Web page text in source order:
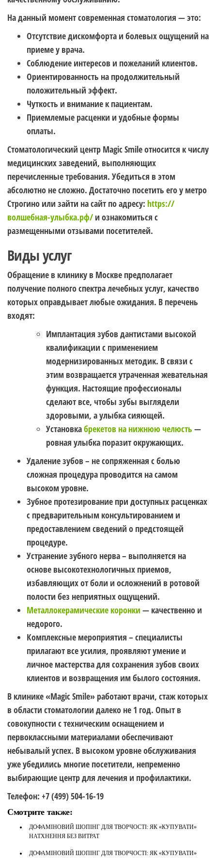
На данный момент современная стоматология — это:
Отсутствие дискомфорта и болевых ощущений на
приеме у врача.
Соблюдение интересов и пожеланий клиентов.
Ориентированность на продолжительный
положительный эффект.
Чуткость и внимание к пациентам.
Приемлемые расценки и удобные формы
оплаты.
Стоматологический центр Magic Smile относится к числу
медицинских заведений, выполняющих
перечисленные требования. Убедиться в этом
абсолютно не сложно. Достаточно посетить его у метро
Строгино или зайти на сайт по адресу: https://
волшебная-улыбка.рф/ и ознакомиться с
размещенными отзывами посетителей.
Виды услуг
Обращение в клинику в Москве предполагает
получение полного спектра лечебных услуг, качество
которых оправдывает любые ожидания. В перечень
входят:
Имплантация зубов дантистами высокой
квалификации с применением
модернизированных методик. В связи с
этим возвращается утраченная жевательная
функция. Настоящие профессионалы
сделают все, чтобы зубы выглядели
здоровыми, а улыбка сияющей.
Установкабрекетов на нижнюю челюсть —
ровная улыбка поразит окружающих.
Удаление зубов – не сопряженная с болью
сложная процедура проводится на самом
высоком уровне.
Зубное протезирование при доступных расценках
с предварительным консультированием и
предоставлением сведений о предстоящей
процедуре.
Устранение зубного нерва – выполняется на
основе высокотехнологичных приемов,
избавляющих от боли и осложнений в ротовой
полости без неприятных ощущений.
Металлокерамические коронки — качественно и
недорого.
Комплексные мероприятия – специалисты
прилагают все усилия, проявляют умение и
личное мастерства для сохранения зубов своих
клиентов и возвращения им былого состояния.
В клинике «Magic Smile» работают врачи, стаж которых
в области стоматологии далеко не 1 год. Опыт в
совокупности с техническим оснащением и
первоклассными материалами обеспечивают
небывалый успех. В высоком уровне обслуживания
уже убедились многие посетители, непременно
выбирающие центр для лечения и профилактики.
Телефон: +7 (499) 504-16-19
Смотрите также:
ДОФАМІНОВИЙ ШОПІНГ ДЛЯ ТВОРЧОСТІ: ЯК «КУПУВАТИ»
НАТХНЕННЯ БЕЗ ВИТРАТ
ДОФАМІНОВИЙ ШОПІНГ ДЛЯ ТВОРЧОСТІ: ЯК «КУПУВАТИ»